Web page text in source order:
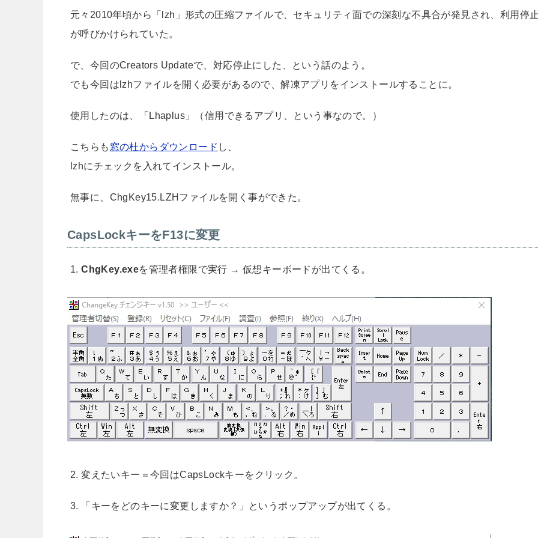
元々2010年頃から「lzh」形式の圧縮ファイルで、セキュリティ面での深刻な不具合が発見され、利用停
が呼びかけられていた。
で、今回のCreators Updateで、対応停止にした、という話のよう。
でも今回はlzhファイルを開く必要があるので、解凍アプリをインストールすることに。
使用したのは、「Lhaplus」（信用できるアプリ、という事なので。）
こちらも 窓の杜からダウンロード し、
lzhにチェックを入れてインストール。
無事に、ChgKey15.LZHファイルを開く事ができた。
CapsLockキーをF13に変更
1.ChgKey.exeを管理者権限で実行 → 仮想キーボードが出てくる。
2. 変えたいキー＝今回はCapsLockキーをクリック。
3. 「キーをどのキーに変更しますか？」というポップアップが出てくる。